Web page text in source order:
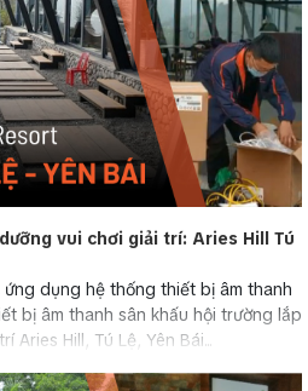
vui chơi giải trí: Aries Hill Tú
dụng hệ thống thiết bị âm thanh
bị âm thanh sân khấu hội trường lắp
Hill, Tú Lệ, Yên Bái...